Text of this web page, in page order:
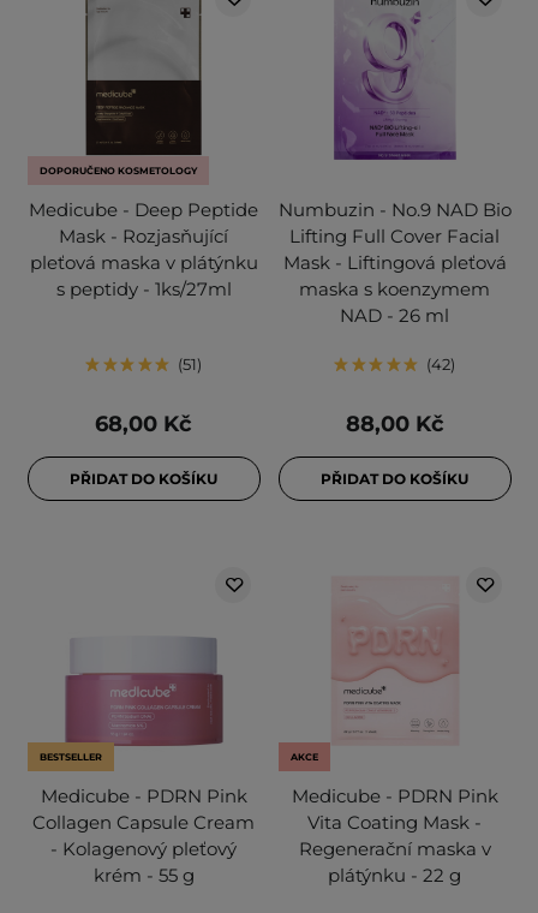
DOPORUČENO KOSMETOLOGY
Medicube - Deep Peptide
Mask - Rozjasňující
pleťová maska v plátýnku
s peptidy - 1ks/27ml
51
68,00 Kč
PŘIDAT DO KOŠÍKU
Numbuzin - No.9 NAD Bio
Lifting Full Cover Facial
Mask - Liftingová pleťová
maska s koenzymem
NAD - 26 ml
42
88,00 Kč
PŘIDAT DO KOŠÍKU
BESTSELLER
Medicube - PDRN Pink
Collagen Capsule Cream
- Kolagenový pleťový
krém - 55 g
AKCE
Medicube - PDRN Pink
Vita Coating Mask -
Regenerační maska v
plátýnku - 22 g